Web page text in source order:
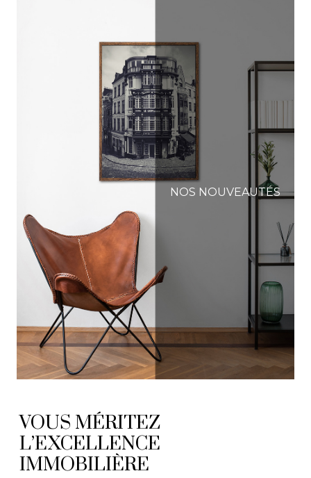
NOS NOUVEAUTÉS
VOUS MÉRITEZ
L’EXCELLENCE
IMMOBILIÈRE